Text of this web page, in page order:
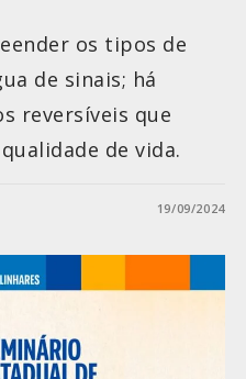
os tipos de
de sinais; há
reversíveis que
de vida.
19/09/2024